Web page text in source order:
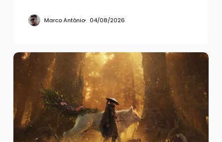
Marco Antônio 04/08/2026
Review
–
Beast
Reincarnation